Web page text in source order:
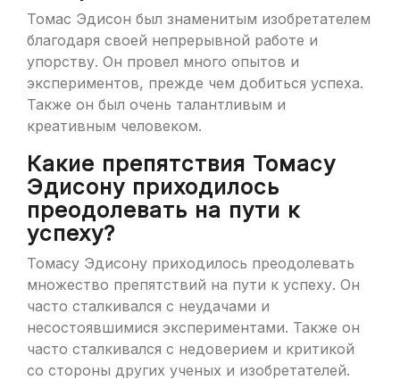
Томас Эдисон был знаменитым изобретателем
благодаря своей непрерывной работе и
упорству. Он провел много опытов и
экспериментов, прежде чем добиться успеха.
Также он был очень талантливым и
креативным человеком.
Какие препятствия Томасу
Эдисону приходилось
преодолевать на пути к
успеху?
Томасу Эдисону приходилось преодолевать
множество препятствий на пути к успеху. Он
часто сталкивался с неудачами и
несостоявшимися экспериментами. Также он
часто сталкивался с недоверием и критикой
со стороны других ученых и изобретателей.